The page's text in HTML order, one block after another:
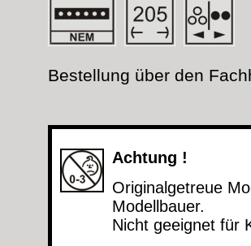
Bestellung über den
Achtung !
Originalgetreue
Modellbauer.
Nicht geeignet für